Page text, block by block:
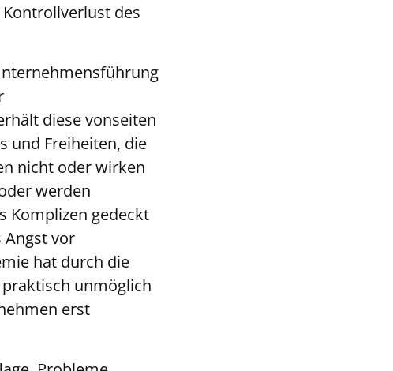
des
diese vonseiten
und Freiheiten, die
nicht oder wirken
werden
Komplizen gedeckt
Angst vor
hat durch die
unmöglich
erst